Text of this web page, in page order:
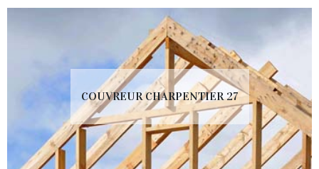
COUVREUR CHARPENTIER 27